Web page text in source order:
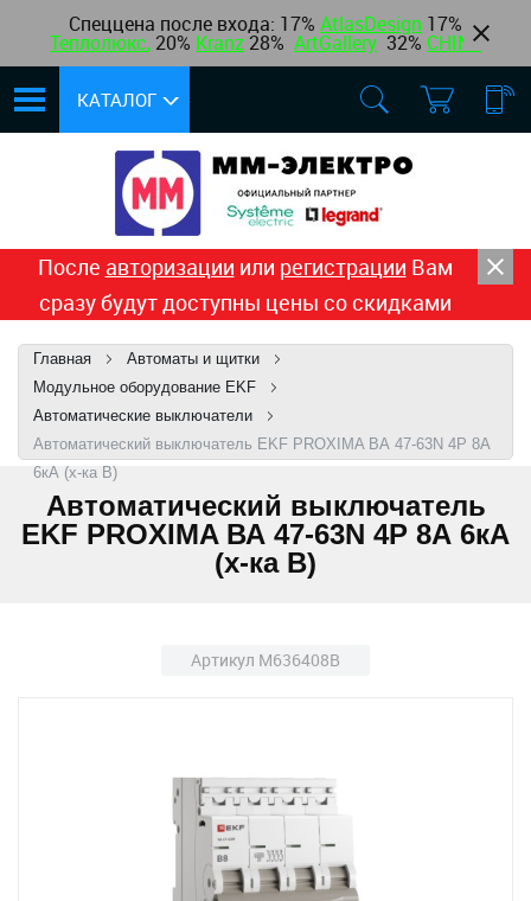
Спеццена после входа: 17% AtlasDesign 17%
Теплолюкс, 20% Kranz 28% ArtGallery 32% CHINT
КАТАЛОГ
После авторизации или регистрации Вам
сразу будут доступны цены со скидками
Главная
Автоматы и щитки
Модульное оборудование EKF
Автоматические выключатели
Автоматический выключатель EKF PROXIMA ВА 47-63N 4Р 8А
6кА (х-ка B)
Автоматический выключатель
EKF PROXIMA ВА 47-63N 4Р 8А 6кА
(х-ка B)
Артикул M636408B